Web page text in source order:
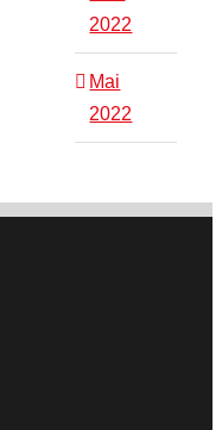
2022
Mai
2022